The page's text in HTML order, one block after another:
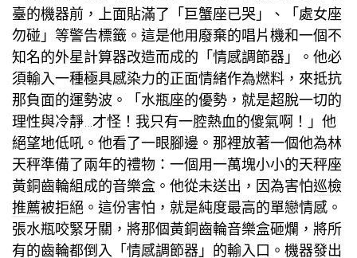
臺的機器前，上面貼滿了「巨蟹座已哭」、「處女座
勿碰」等警告標籤。這是他用廢棄的唱片機和一個不
知名的外星計算器改造而成的「情感調節器」。他必
須輸入一種極具感染力的正面情緒作為燃料，來抵抗
那負面的運勢波。「水瓶座的優勢，就是超脫一切的
理性與冷靜…才怪！我只有一腔熱血的傻氣啊！」他
絕望地低吼。他看了一眼腳邊。那裡放著一個他為林
天秤準備了兩年的禮物：一個用一萬塊小小的天秤座
黃銅齒輪組成的音樂盒。他從未送出，因為害怕巡檢
推薦被拒絕。這份害怕，就是純度最高的單戀情感。
張水瓶咬緊牙關，將那個黃銅齒輪音樂盒砸爛，將所
有的齒輪都倒入「情感調節器」的輸入口。機器發出